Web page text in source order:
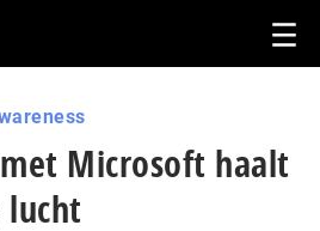
Microsoft haalt